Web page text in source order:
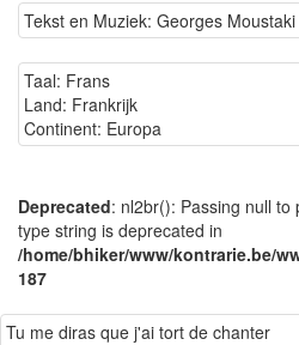
Tekst en Muziek: Georges Moustaki
Taal: Frans
Land: Frankrijk
Continent: Europa
Deprecated: nl2br(): Passing null
type string is deprecated in
/home/bhiker/www/kontrarie.be/
187
Tu me diras que j'ai tort de chanter